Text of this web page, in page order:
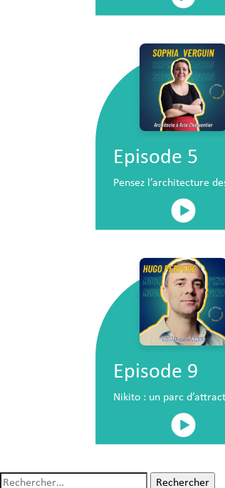
Episode 5
Pensez l’architecture
Episode 9
Nikito : un parc
Rechercher :